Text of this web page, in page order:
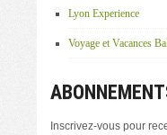
Lyon Experience
Voyage et Vacances
Inscrivez-vous pour